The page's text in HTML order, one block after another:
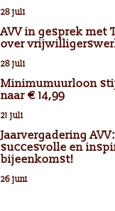
28 juli
AVV in gesprek met
over
28 juli
Minimumuurloon
naar € 14,99
21 juli
Jaarvergadering
succesvolle en
bijeenkomst!
26 juni